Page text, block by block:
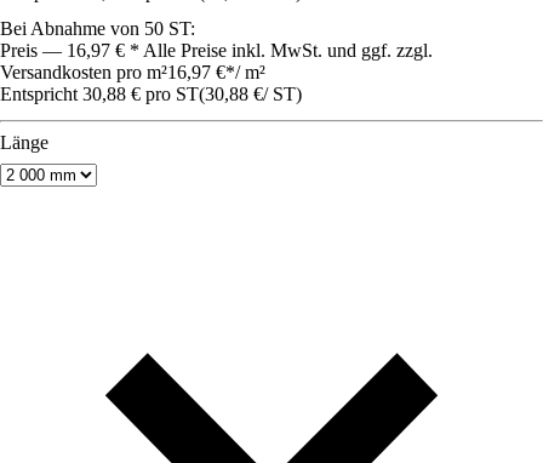
Bei Abnahme von 50 ST:
Preis — 16,97 € * Alle Preise inkl. MwSt. und ggf. zzgl.
Versandkosten pro m²16,97 €*/ m²
Entspricht 30,88 € pro ST(30,88 €/ ST)
Länge